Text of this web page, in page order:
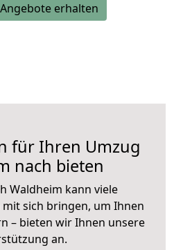
erhalten
für Ihren Umzug
nach bieten
Waldheim kann viele
sich bringen, um Ihnen
– bieten wir Ihnen unsere
an.